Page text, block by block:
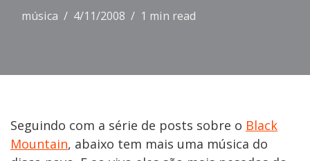
música 4/11/2008 1 min read
Seguindo com a série de posts sobre o Black
Mountain, abaixo tem mais uma música do